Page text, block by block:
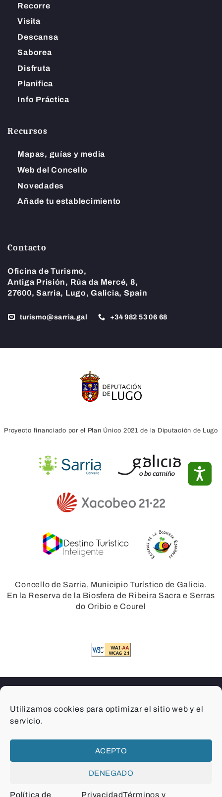
Utilizamos cookies para optimizar el sitio web y el
servicio.
ACEPTO
DENEGADO
Política de PrivacidadTérminos y
Recorre
Visita
Descansa
Saborea
Disfruta
Planifica
Info Práctica
Recursos
Mapas, guías y media
Web del Concello
Novedades
Añade tu establecimiento
Contacto
Oficina de Turismo,
Antiga Prisión, Rúa da Mercé, 8,
27600, Sarria, Lugo, Galicia, Spain
turismo@sarria.gal +34982 53 06 68
Proyecto financiado por el Plan Único 2021 de la Diputación de Lugo
Concello de Sarria, Municipio Turístico de Galicia.
En la Reserva de la Biosfera de Ribeira Sacra e Serras
do Oribio e Courel
© 2026 Sarria Concello
Privacidad Cookies Accesibilidad